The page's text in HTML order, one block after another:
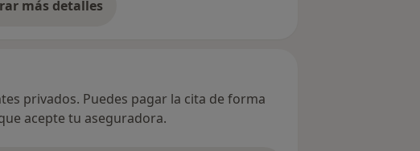
más detalles
sobre la dirección
privados. Puedes pagar la cita de forma
acepte tu aseguradora.